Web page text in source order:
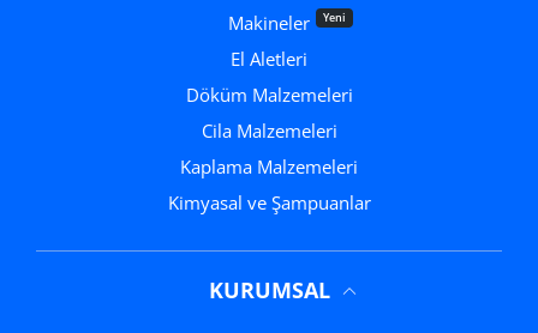
Makineler Yeni
El Aletleri
Döküm Malzemeleri
Cila Malzemeleri
Kaplama Malzemeleri
Kimyasal ve Şampuanlar
KURUMSAL